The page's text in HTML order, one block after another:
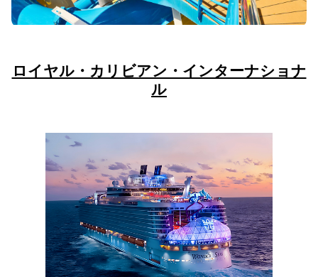
ロイヤル・カリビアン・インターナショナ
ル